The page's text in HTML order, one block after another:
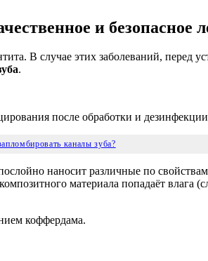
и безопасное
В случае этих заболеваний, перед
.
после обработки и
каналы зуба?
наносит различные по
материала попадаёт влага
коффердама.